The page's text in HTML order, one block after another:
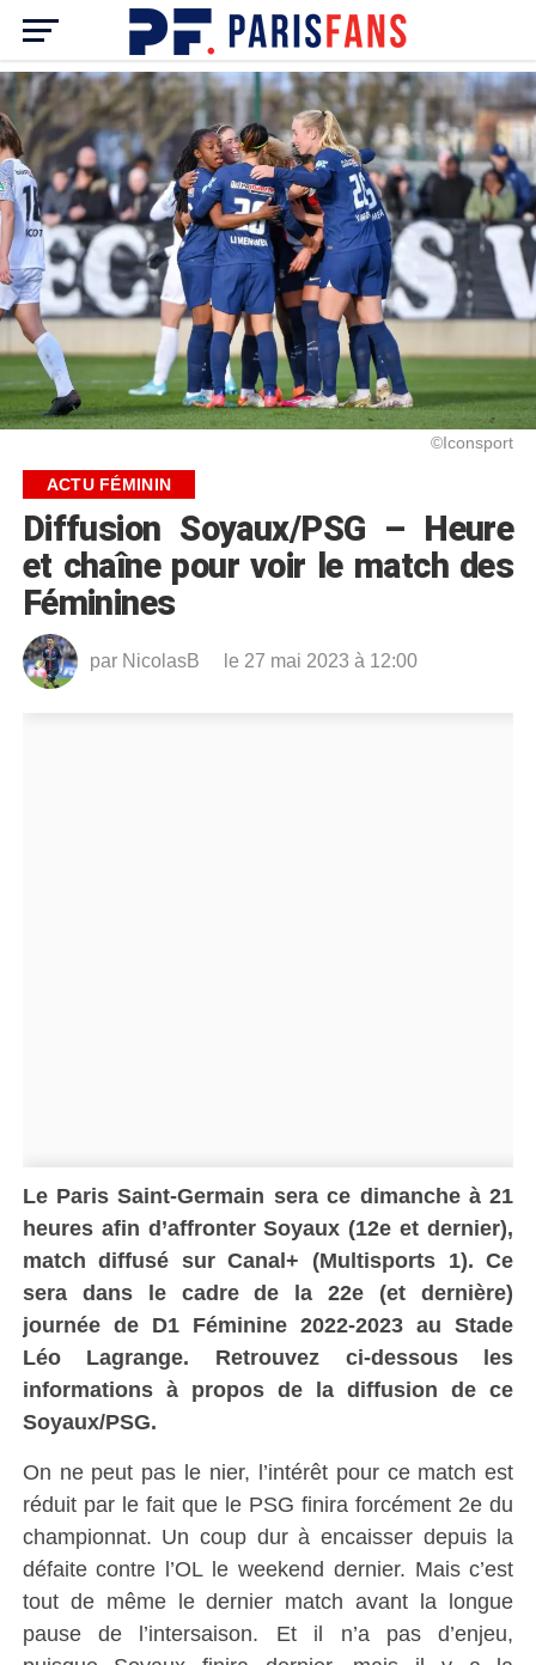
©Iconsport
ACTU FÉMININ
Diffusion Soyaux/PSG – Heure
et chaîne pour voir le match des
Féminines
par NicolasB le 27 mai 2023 à 12:00
Le Paris Saint-Germain sera ce dimanche à 21
heures afin d’affronterSoyaux (12e et dernier),
match diffusé sur Canal+ (Multisports 1). Ce
sera dans le cadre de la22e (et dernière)
journée de D1 Féminine 2022-2023 auStade
Léo Lagrange. Retrouvez ci-dessous les
informations à propos de la diffusion de ce
Soyaux/PSG.
On ne peut pas le nier, l’intérêt pour ce match est
réduit par le fait que le PSG finira forcément 2e du
championnat. Un coup dur à encaisser depuis la
défaite contre l’OL le weekend dernier. Mais c’est
tout de même le dernier match avant la longue
pause de l’intersaison. Et il n’a pas d’enjeu,